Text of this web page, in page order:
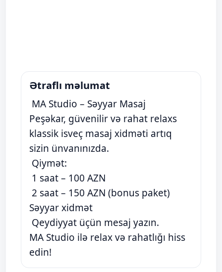
Ətraflı məlumat
MA Studio – Səyyar Masaj
Peşəkar, güvenilir və rahat relaxs
klassik isveç masaj xidməti artıq
sizin ünvanınızda.
Qiymət:
1 saat – 100 AZN
2 saat – 150 AZN (bonus paket)
Səyyar xidmət
Qeydiyyat üçün mesaj yazın.
MA Studio ilə relax və rahatlığı hiss
edin!